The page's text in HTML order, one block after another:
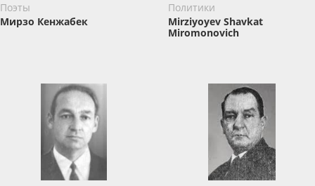
Поэты
Мирзо Кенжабек
Политики
Mirziyoyev Shavkat
Miromonovich